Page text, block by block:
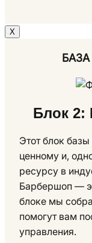
Х
Блок 2:
Этот блок
ценному и,
ресурсу в
Барбершоп —
блоке мы
помогут вам
управления.